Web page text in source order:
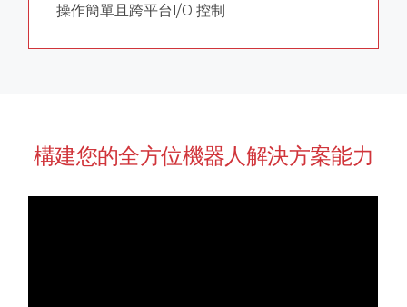
操作簡單且跨平台I/O 控制
構建您的全方位機器人解決方案能力